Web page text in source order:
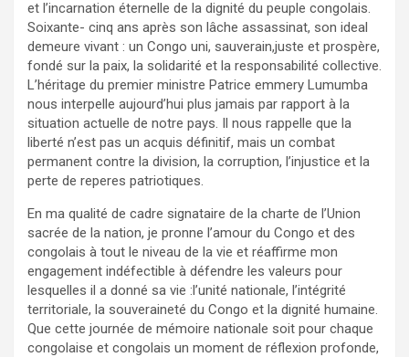
et l’incarnation éternelle de la dignité du peuple congolais.
Soixante- cinq ans après son lâche assassinat, son ideal
demeure vivant : un Congo uni, sauverain,juste et prospère,
fondé sur la paix, la solidarité et la responsabilité collective.
L’héritage du premier ministre Patrice emmery Lumumba
nous interpelle aujourd’hui plus jamais par rapport à la
situation actuelle de notre pays. Il nous rappelle que la
liberté n’est pas un acquis définitif, mais un combat
permanent contre la division, la corruption, l’injustice et la
perte de reperes patriotiques.
En ma qualité de cadre signataire de la charte de l’Union
sacrée de la nation, je pronne l’amour du Congo et des
congolais à tout le niveau de la vie et réaffirme mon
engagement indéfectible à défendre les valeurs pour
lesquelles il a donné sa vie :l’unité nationale, l’intégrité
territoriale, la souveraineté du Congo et la dignité humaine.
Que cette journée de mémoire nationale soit pour chaque
congolaise et congolais un moment de réflexion profonde,